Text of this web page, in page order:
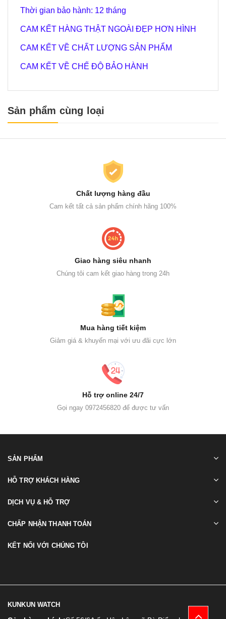
Thời gian bảo hành: 12 tháng
CAM KẾT HÀNG THẬT NGOÀI ĐẸP HƠN HÌNH
CAM KẾT VỀ CHẤT LƯỢNG SẢN PHẨM
CAM KẾT VỀ CHẾ ĐỘ BẢO HÀNH
Sản phẩm cùng loại
Chất lượng hàng đầu
Cam kết tất cả sản phẩm chính hãng 100%
Giao hàng siêu nhanh
Chúng tôi cam kết giao hàng trong 24h
Mua hàng tiết kiệm
Giảm giá & khuyến mại với ưu đãi cực lớn
Hỗ trợ online 24/7
Gọi ngay 0972456820 để được tư vấn
SẢN PHẨM
HỖ TRỢ KHÁCH HÀNG
DỊCH VỤ & HỖ TRỢ
CHẤP NHẬN THANH TOÁN
KẾT NỐI VỚI CHÚNG TÔI
KUNKUN WATCH